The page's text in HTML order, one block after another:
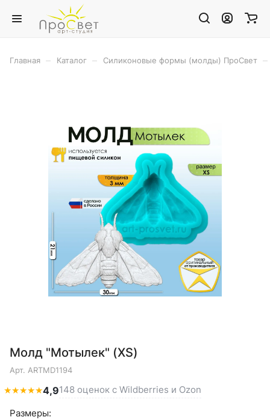
Главная Каталог Силиконовые формы (молды) ПроСвет
Молд "Мотылек" (XS)
Арт. ARTMD1194
★★★★★4,9148 оценок с Wildberries и Ozon
Размеры: